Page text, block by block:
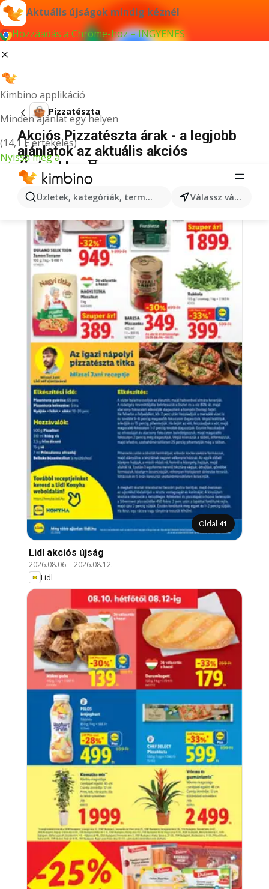
Aktuális újságok mindig kéznél
Hozzáadás a Chrome-hoz – INGYENES
Kimbino applikáció
Minden ajánlat egy helyen
(14,1 E értékelés)
Nyissa meg a
Üzletek, kategóriák, termékek keresése... Válassz várost
Pizzatészta
Akciós Pizzatészta árak - a legjobb
ajánlatok az aktuális akciós
újságokban⏳
Oldal 41
Lidl akciós újság
2026.08.06. -2026.08.12.
Lidl